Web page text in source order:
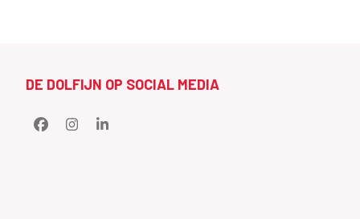
DE DOLFIJN OP SOCIAL MEDIA
FacebookInstagramLinkedIn